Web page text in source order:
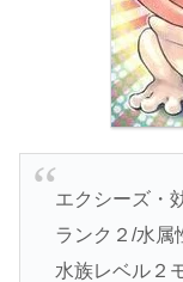
エクシーズ・
ランク２/水属
水族レベル２